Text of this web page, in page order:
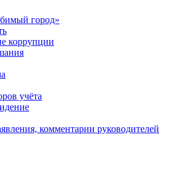
город»
коррупции
учёта
комментарии руководителей